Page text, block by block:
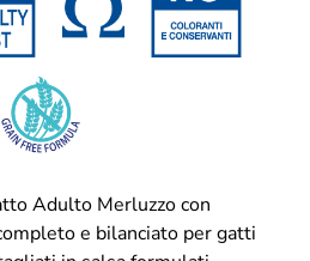
Adulto Merluzzo con
e bilanciato per gatti